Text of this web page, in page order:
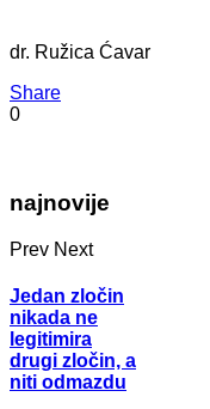
dr. Ružica Ćavar
Share
0
najnovije
Prev Next
Jedan zločin
nikada ne
legitimira
drugi zločin, a
niti odmazdu